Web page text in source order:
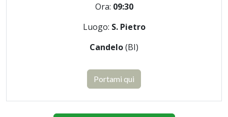
Ora: 09:30
Luogo: S. Pietro
Candelo(BI)
Portami qui